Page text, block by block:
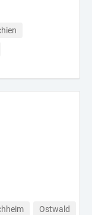
Ostwald